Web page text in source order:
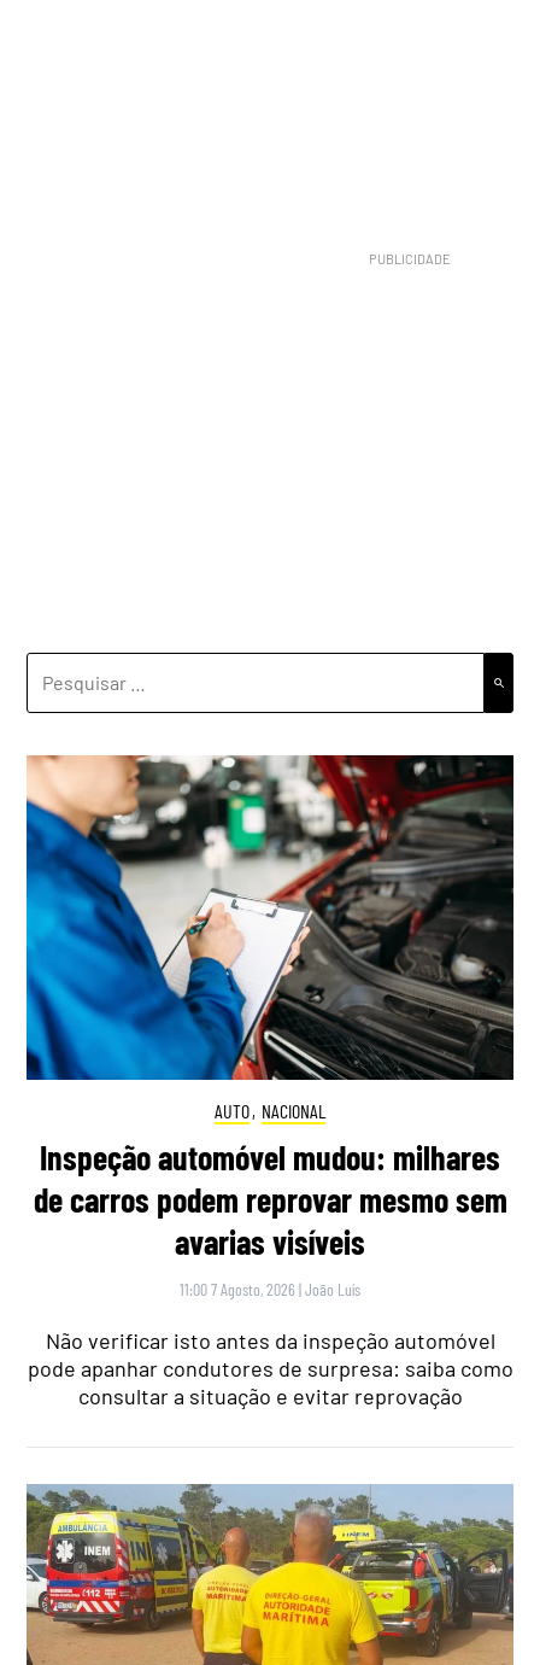
POR:
AUTO, NACIONAL
Inspeção automóvel mudou: milhares
de carros podem reprovar mesmo sem
avarias visíveis
11:00 7 Agosto, 2026 |João Luís
Não verificar isto antes da inspeção automóvel
pode apanhar condutores de surpresa: saiba como
consultar a situação e evitar reprovação